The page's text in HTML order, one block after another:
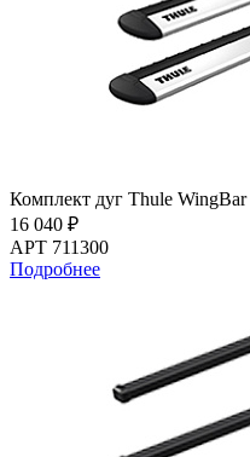
Комплект дуг Thule
16 040 ₽
АРТ 711300
Подробнее